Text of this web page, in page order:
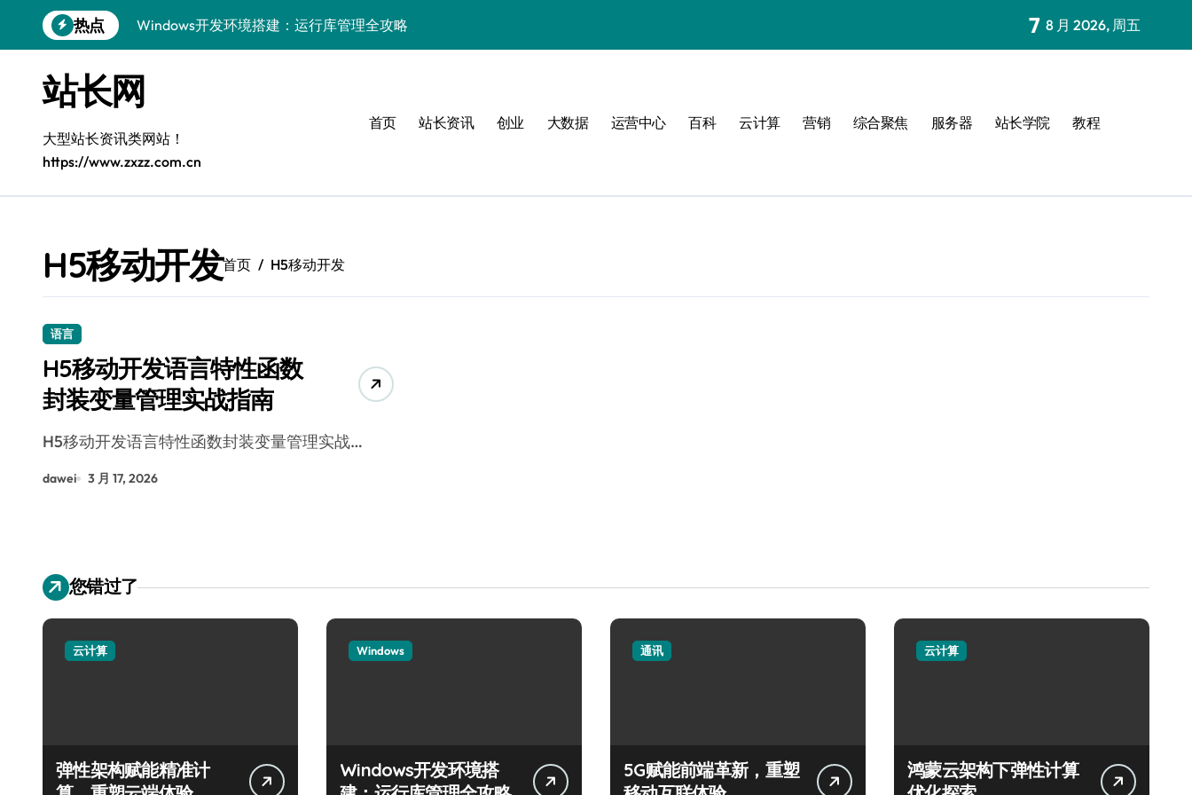
到
热点
Windows开发环境搭建：运行库管理全攻略
鸿蒙云架构下弹性计算优化探索
计算机视觉索引漏洞深度剖析与修复
弹性计算重塑云架构：降本增效实战指南
驭5G之速，铸iOS移动互联新标杆
快速定位漏洞，优化索引效率
7 8 月 2026, 周五
站长网
大型站长资讯类网站！
https://www.zxzz.com.cn
首页 站长资讯 创业 大数据 运营中心 百科 云计算 营销 综合聚焦 服务器 站长学院 教程
H5移动开发首页 H5移动开发
语言
H5移动开发语言特性函数
封装变量管理实战指南
H5移动开发语言特性函数封装变量管理实战…
dawei 3 月 17, 2026
您错过了
云计算
弹性架构赋能精准计
Windows
Windows开发环境搭
通讯
5G赋能前端革新，重塑
云计算
鸿蒙云架构下弹性计算